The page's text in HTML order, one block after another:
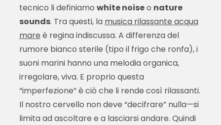
tecnico li definiamo white noiseo nature
sounds. Tra questi, la musica rilassante acqua
mare è regina indiscussa. A differenza del
rumore bianco sterile (tipo il frigo che ronfa), i
suoni marini hanno una melodia organica,
irregolare, viva. E proprio questa
“imperfezione” è ciò che li rende così rilassanti.
Il nostro cervello non deve “decifrare” nulla—si
limita ad ascoltare e a lasciarsi andare. Quindi